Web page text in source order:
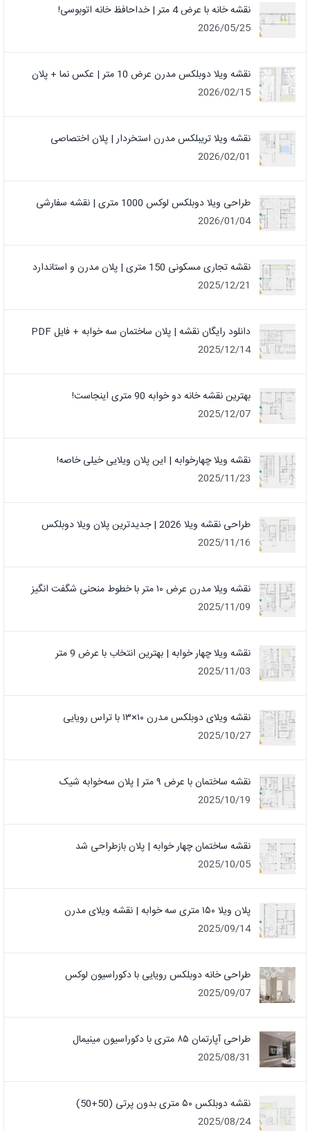
نقشه خانه با عرض 4 متر | خداحافظ خانه‌ اتوبوسی!
2026/05/25
نقشه ویلا دوبلکس مدرن عرض 10 متر | عکس نما + پلان
2026/02/15
نقشه ویلا تریبلکس مدرن استخردار | پلان اختصاصی
2026/02/01
طراحی ویلا دوبلکس لوکس 1000 متری | نقشه سفارشی
2026/01/04
نقشه تجاری مسکونی 150 متری | پلان مدرن و استاندارد
2025/12/21
دانلود رایگان نقشه | پلان ساختمان سه خوابه + فایل PDF
2025/12/14
بهترین نقشه خانه دو خوابه 90 متری اینجاست!
2025/12/07
نقشه ویلا چهارخوابه | این پلان ویلایی خیلی خاصه!
2025/11/23
طراحی نقشه ویلا 2026 | جدیدترین پلان ویلا دوبلکس
2025/11/16
نقشه ویلا مدرن عرض ۱۰ متر با خطوط منحنی شگفت انگیز
2025/11/09
نقشه ویلا چهار خوابه | بهترین انتخاب با عرض 9 متر
2025/11/03
نقشه ویلای دوبلکس مدرن ۱۰×۱۳ با تراس رویایی
2025/10/27
نقشه ساختمان با عرض ۹ متر | پلان سه‌خوابه شیک
2025/10/19
نقشه ساختمان چهار خوابه | پلان بازطراحی شد
2025/10/05
پلان ویلا ۱۵۰ متری سه خوابه | نقشه ویلای مدرن
2025/09/14
طراحی خانه دوبلکس رویایی با دکوراسیون لوکس
2025/09/07
طراحی آپارتمان ۸۵ متری با دکوراسیون مینیمال
2025/08/31
نقشه دوبلکس ۵۰ متری بدون پرتی (50+50)
2025/08/24